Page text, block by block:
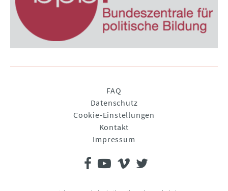
FAQ
Datenschutz
Cookie-Einstellungen
Kontakt
Impressum